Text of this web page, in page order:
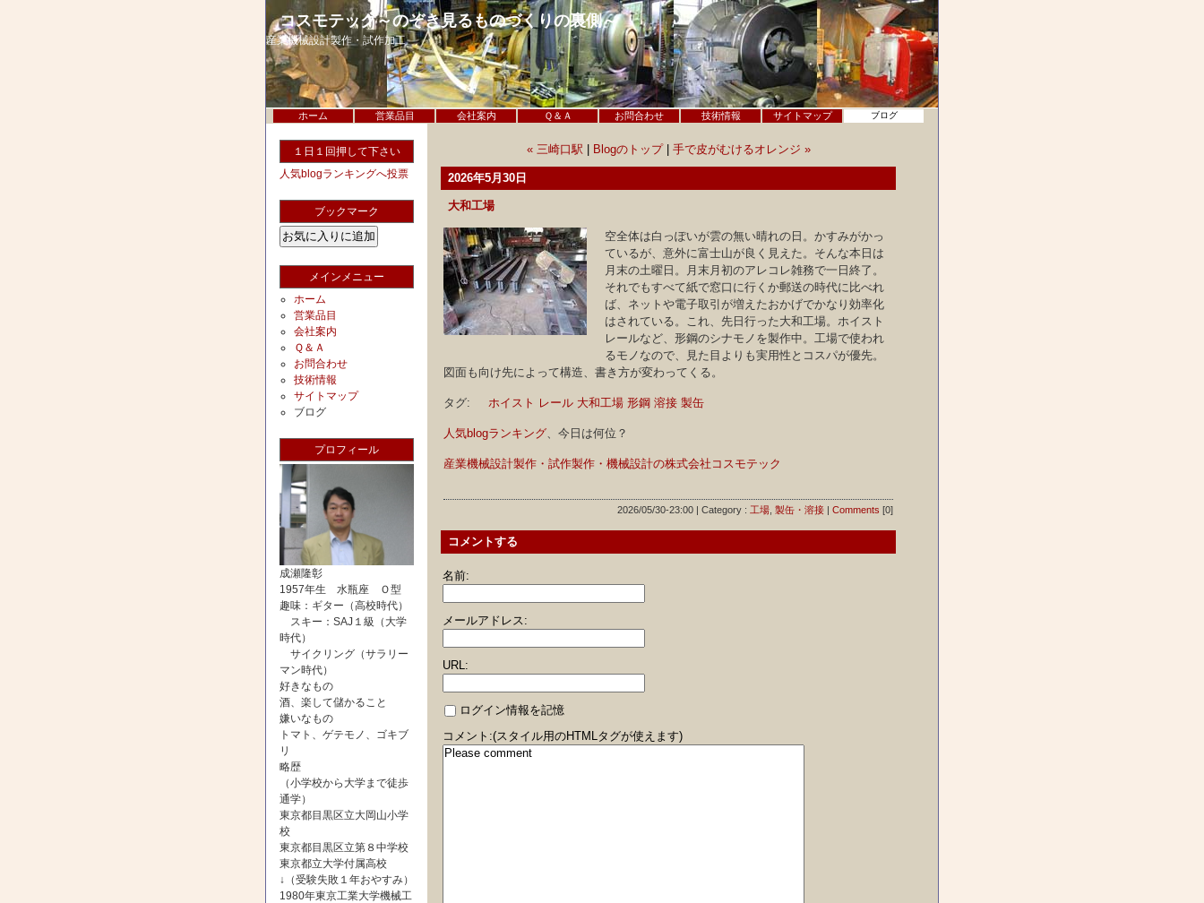
コスモテック～のぞき見るものづくりの裏側～
産業機械設計製作・試作加工
ホーム 営業品目 会社案内 Ｑ＆Ａ お問合わせ 技術情報 サイトマップ ブログ
１日１回押して下さい
人気blogランキングへ投票
ブックマーク
メインメニュー
ホーム
営業品目
会社案内
Ｑ＆Ａ
お問合わせ
技術情報
サイトマップ
ブログ
プロフィール
成瀬隆彰
1957年生 水瓶座 Ｏ型
趣味：ギター（高校時代）
スキー：SAJ１級（大学
時代）
サイクリング（サラリー
マン時代）
好きなもの
酒、楽して儲かること
嫌いなもの
トマト、ゲテモノ、ゴキブ
リ
略歴
（小学校から大学まで徒歩
通学）
東京都目黒区立大岡山小学
校
東京都目黒区立第８中学校
東京都立大学付属高校
↓（受験失敗１年おやすみ）
1980年東京工業大学機械工
« 三崎口駅 Blogのトップ| 手で皮がむけるオレンジ »
2026年5月30日
大和工場
空全体は白っぽいが雲の無い晴れの日。かすみがかっ
ているが、意外に富士山が良く見えた。そんな本日は
月末の土曜日。月末月初のアレコレ雑務で一日終了。
それでもすべて紙で窓口に行くか郵送の時代に比べれ
ば、ネットや電子取引が増えたおかげでかなり効率化
はされている。これ、先日行った大和工場。ホイスト
レールなど、形鋼のシナモノを製作中。工場で使われ
るモノなので、見た目よりも実用性とコスパが優先。
図面も向け先によって構造、書き方が変わってくる。
タグ: ホイスト レール 大和工場 形鋼 溶接 製缶
人気blogランキング、今日は何位？
産業機械設計製作・試作製作・機械設計の株式会社コスモテック
2026/05/30-23:00 | Category : 工場 製缶・溶接 | Comments [0]
コメントする
名前:
メールアドレス:
URL:
ログイン情報を記憶
コメント:(スタイル用のHTMLタグが使えます)